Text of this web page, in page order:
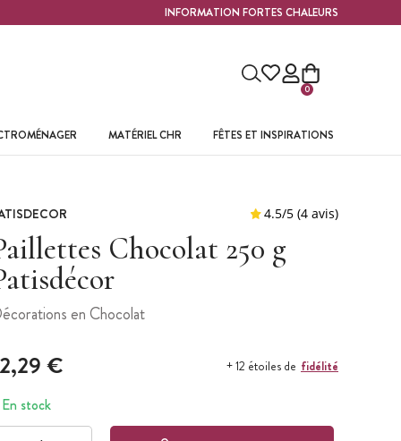
INFORMATION FORTES CHALEURS
0
MATÉRIEL CHR FÊTES ET INSPIRATIONS
Chocolat 250 g
en Chocolat
€ + 12 étoiles de fidélité
En stock